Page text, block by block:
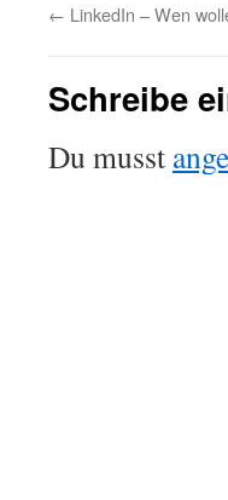
← LinkedIn – Wen
Schreibe
Du musst